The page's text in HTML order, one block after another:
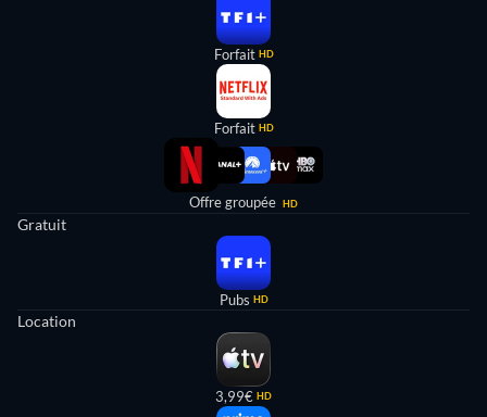
Forfait HD
Forfait HD
Offre groupée HD
Gratuit
Pubs HD
Location
3,99€ HD